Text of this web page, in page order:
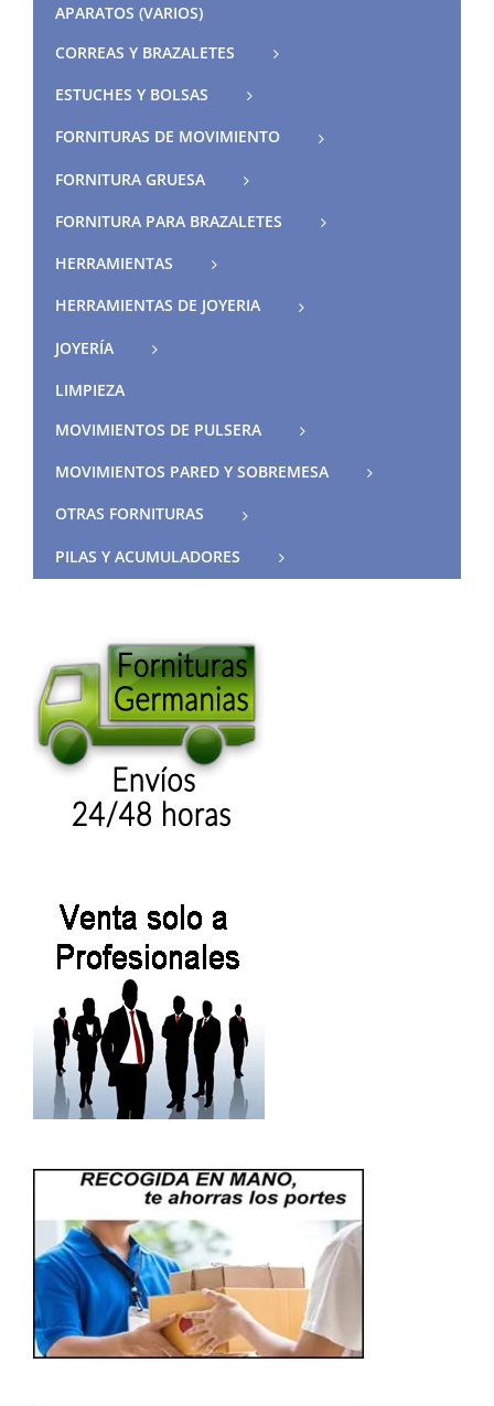
APARATOS (VARIOS)
CORREAS Y BRAZALETES
ESTUCHES Y BOLSAS
FORNITURAS DE MOVIMIENTO
FORNITURA GRUESA
FORNITURA PARA BRAZALETES
HERRAMIENTAS
HERRAMIENTAS DE JOYERIA
JOYERÍA
LIMPIEZA
MOVIMIENTOS DE PULSERA
MOVIMIENTOS PARED Y SOBREMESA
OTRAS FORNITURAS
PILAS Y ACUMULADORES